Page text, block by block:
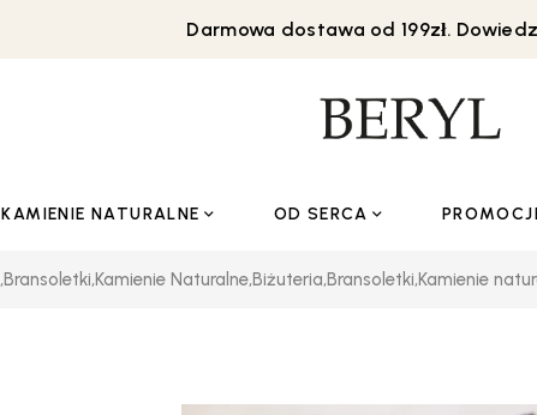
Darmowa dostawa od 199zł.
KAMIENIE NATURALNE OD SERCA
,Bransoletki,Kamienie Naturalne,Biżuteria,Bransoletki,Kamienie